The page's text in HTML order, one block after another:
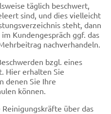
täglich beschwert,
sind, und dies vielleicht
steht, dann
Kundengespräch ggf. das
nachverhandeln.
bzgl. eines
Hier erhalten Sie
denen Sie Ihre
können.
über das